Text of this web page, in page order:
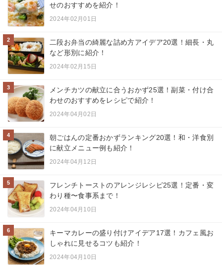
せのおすすめを紹介！
2024年02月01日
2
二段お弁当の綺麗な詰め方アイデア20選！細長・丸
など形別に紹介！
2024年02月15日
3
メンチカツの献立に合うおかず25選！副菜・付け合
わせのおすすめをレシピで紹介！
2024年04月02日
4
朝ごはんの定番おかずランキング20選！和・洋食別
に献立メニュー例も紹介！
2024年04月12日
5
フレンチトーストのアレンジレシピ25選！定番・変
わり種〜食事系まで！
2024年04月10日
6
キーマカレーの盛り付けアイデア17選！カフェ風お
しゃれに見せるコツも紹介！
2024年04月10日